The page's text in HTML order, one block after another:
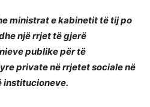
ministrat e kabinetit të tij po
një rrjet të gjerë
publike për të
private në rrjetet sociale në
institucioneve.